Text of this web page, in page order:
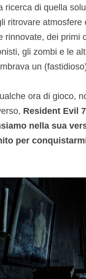
ricerca di quella
ritrovare atmosfere
rinnovate, dei primi
gli zombi e le
un
ora di gioco,
Resident Evil
nella sua
per